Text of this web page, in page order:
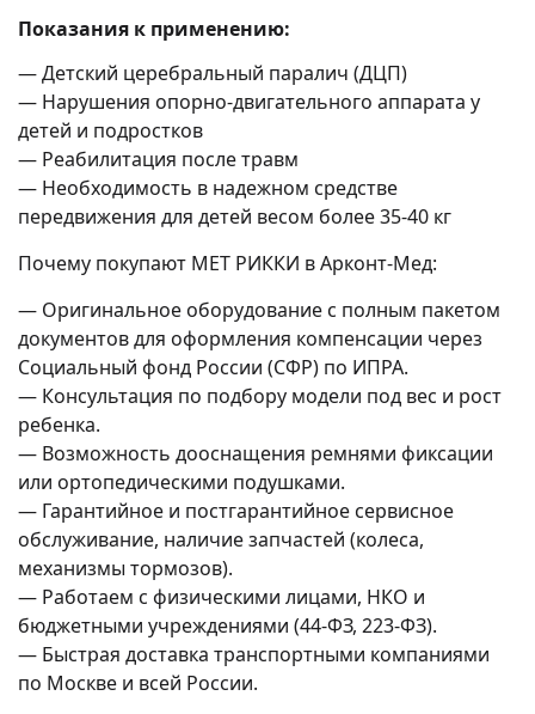
Показания к применению:
— Детский церебральный паралич (ДЦП)
— Нарушения опорно-двигательного аппарата у
детей и подростков
— Реабилитация после травм
— Необходимость в надежном средстве
передвижения для детей весом более 35-40 кг
Почему покупают MET РИККИ в Арконт-Мед:
— Оригинальное оборудование с полным пакетом
документов для оформления компенсации через
Социальный фонд России (СФР) по ИПРА.
— Консультация по подбору модели под вес и рост
ребенка.
— Возможность дооснащения ремнями фиксации
или ортопедическими подушками.
— Гарантийное и постгарантийное сервисное
обслуживание, наличие запчастей (колеса,
механизмы тормозов).
— Работаем с физическими лицами, НКО и
бюджетными учреждениями (44-ФЗ, 223-ФЗ).
— Быстрая доставка транспортными компаниями
по Москве и всей России.